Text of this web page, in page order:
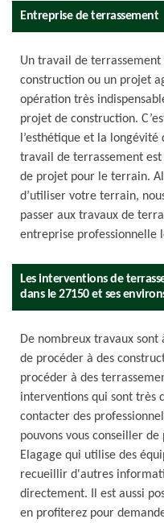
Entreprise de terrassement
Un travail de
construction ou un projet
opération très
projet de construction.
l’esthétique et la
travail de terrassement
de projet pour le terrain.
d’utiliser votre terrain,
passer aux travaux de
entreprise professionnelle
Les interventions de
dans le 27150 et ses
De nombreux travaux
de procéder à des
procéder à des
interventions qui sont très
contacter des
pouvons vous conseiller
Elagage qui utilise des
recueillir d'autres
directement. Il est aussi
en profiterez pour